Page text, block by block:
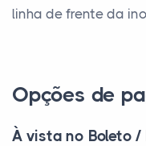
linha de frente da
Opções de
À vista no Boleto /